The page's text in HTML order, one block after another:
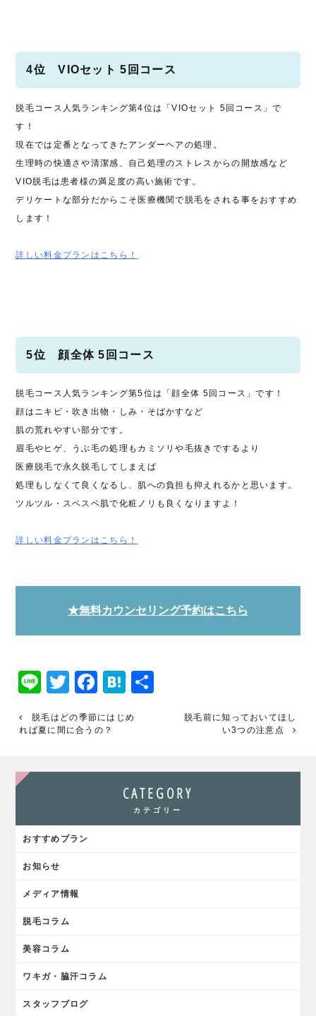
4位 VIOセット 5回コース
脱毛コース人気ランキング第4位は「VIOセット 5回コース」で
す！
現在では定番となってきたアンダーヘアの処理。
生理時の快適さや清潔感、自己処理のストレスからの開放感など
VIO脱毛は患者様の満足度の高い施術です。
デリケートな部分だからこそ医療機関で脱毛をされる事をおすすめ
します！
詳しい料金プランはこちら！
5位 顔全体 5回コース
脱毛コース人気ランキング第5位は「顔全体 5回コース」です！
顔はニキビ・吹き出物・しみ・そばかすなど
肌の荒れやすい部分です。
眉毛やヒゲ、うぶ毛の処理もカミソリや毛抜きでするより
医療脱毛で永久脱毛してしまえば
処理もしなくて良くなるし、肌への負担も抑えれるかと思います。
ツルツル・スベスベ肌で化粧ノリも良くなりますよ！
詳しい料金プランはこちら！
★無料カウンセリング予約はこちら
LineTwitter
Facebook
Hatena
脱毛はどの季節にはじめ
れば夏に間に合うの？
脱毛前に知っておいてほし
い3つの注意点
CATEGORY
カテゴリー
おすすめプラン
お知らせ
メディア情報
脱毛コラム
美容コラム
ワキガ・脇汗コラム
スタッフブログ